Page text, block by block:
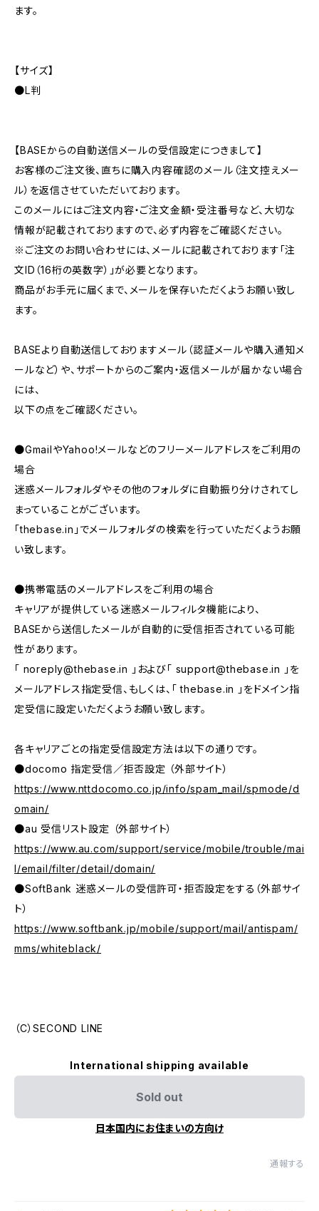
ます。
【サイズ】
●L判
【BASEからの自動送信メールの受信設定につきまして】
お客様のご注文後、直ちに購入内容確認のメール（注文控えメー
ル）を返信させていただいております。
このメールにはご注文内容・ご注文金額・受注番号など、大切な
情報が記載されておりますので、必ず内容をご確認ください。
※ご注文のお問い合わせには、メールに記載されております「注
文ID（16桁の英数字）」が必要となります。
商品がお手元に届くまで、メールを保存いただくようお願い致し
ます。
BASEより自動送信しておりますメール（認証メールや購入通知メ
ールなど）や、サポートからのご案内・返信メールが届かない場合
には、
以下の点をご確認ください。
●GmailやYahoo!メールなどのフリーメールアドレスをご利用の
場合
迷惑メールフォルダやその他のフォルダに自動振り分けされてし
まっていることがございます。
「thebase.in」でメールフォルダの検索を行っていただくようお願
い致します。
●携帯電話のメールアドレスをご利用の場合
キャリアが提供している迷惑メールフィルタ機能により、
BASEから送信したメールが自動的に受信拒否されている可能
性があります。
「 noreply@thebase.in 」および「 support@thebase.in
」を
メールアドレス指定受信、もしくは、「 thebase.in 」をドメイン指
定受信に設定いただくようお願い致します。
各キャリアごとの指定受信設定方法は以下の通りです。
●docomo 指定受信／拒否設定 （外部サイト）
https://www.nttdocomo.co.jp/info/spam_mail/spmode/d
omain/
●au 受信リスト設定 （外部サイト）
https://www.au.com/support/service/mobile/trouble/mai
l/email/filter/detail/domain/
●SoftBank 迷惑メールの受信許可・拒否設定をする（外部サイ
ト）
https://www.softbank.jp/mobile/support/mail/antispam/
mms/whiteblack/
（C）SECOND LINE
International shipping available
Sold out
日本国内にお住まいの方向け
通報する